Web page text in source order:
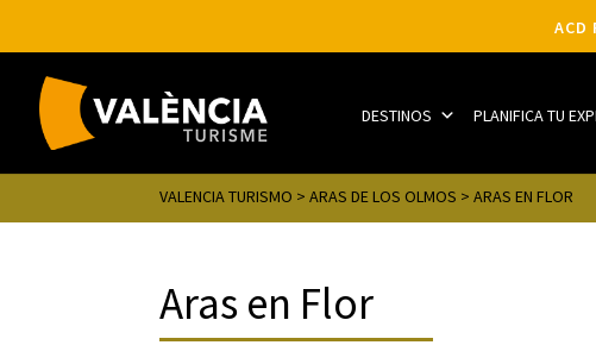
ACD
DESTINOS PLANIFICA TU
VALENCIA TURISMO >ARAS DE LOS OLMOS > ARAS EN FLOR
Aras en Flor